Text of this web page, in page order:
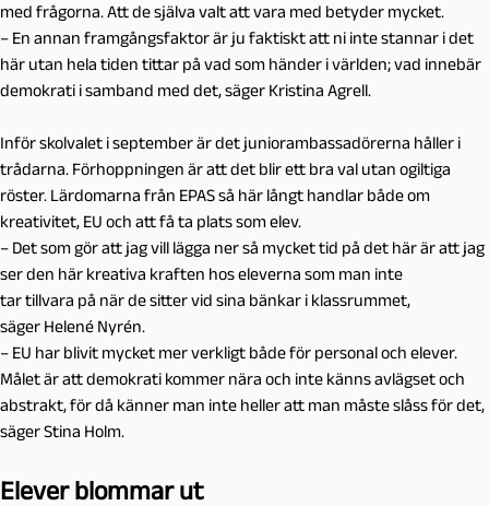
med frågorna. Att de själva valt att vara med betyder mycket.
– En annan framgångsfaktor är ju faktiskt att ni inte stannar i det
här utan hela tiden tittar på vad som händer i världen; vad innebär
demokrati i samband med det, säger Kristina Agrell.
Inför skolvalet i september är det juniorambassadörerna håller i
trådarna. Förhoppningen är att det blir ett bra val utan ogiltiga
röster. Lärdomarna från EPAS så här långt handlar både om
kreativitet, EU och att få ta plats som elev.
– Det som gör att jag vill lägga ner så mycket tid på det här är att jag
ser den här kreativa kraften hos eleverna som man inte
tar tillvara på när de sitter vid sina bänkar i klassrummet,
säger Helené Nyrén.
– EU har blivit mycket mer verkligt både för personal och elever.
Målet är att demokrati kommer nära och inte känns avlägset och
abstrakt, för då känner man inte heller att man måste slåss för det,
säger Stina Holm.
Elever blommar ut